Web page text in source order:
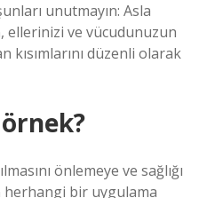
unutmayın: Asla
ellerinizi ve vücudunuzun
kısımlarını düzenli olarak
önlemeye ve sağlığı
herhangi bir uygulama